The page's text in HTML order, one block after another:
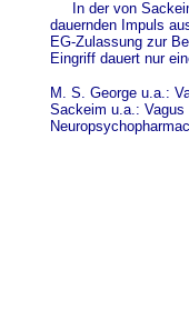
In der von
dauernden Impuls
EG-Zulassung zur
Eingriff dauert nur
M. S. George u.a.:
Sackeim u.a.: